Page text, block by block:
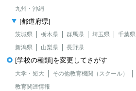
九州・沖縄
[都道府県]
茨城県 栃木県 群馬県 埼玉県 千葉県
新潟県
山梨県 長野県
[学校の種類]を変更してさがす
大学・短大 その他教育機関（スクール）
教育関連情報